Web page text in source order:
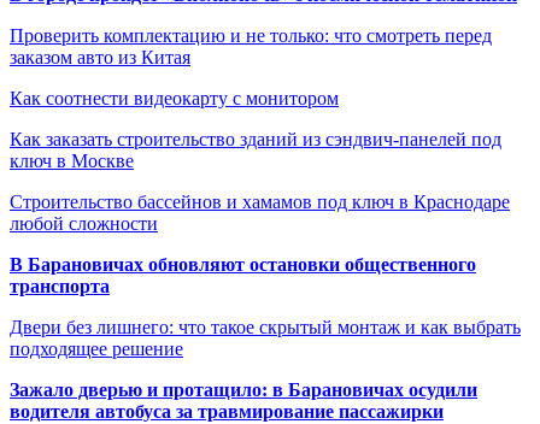
Проверить комплектацию и не только: что смотреть перед
заказом авто из Китая
Как соотнести видеокарту с монитором
Как заказать строительство зданий из сэндвич-панелей под
ключ в Москве
Строительство бассейнов и хамамов под ключ в Краснодаре
любой сложности
В Барановичах обновляют остановки общественного
транспорта
Двери без лишнего: что такое скрытый монтаж и как выбрать
подходящее решение
Зажало дверью и протащило: в Барановичах осудили
водителя автобуса за травмирование пассажирки